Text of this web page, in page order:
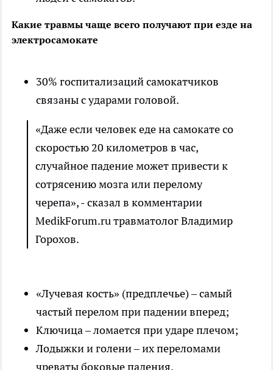
Какие травмы чаще всего получают при езде на
электросамокате
30% госпитализаций самокатчиков
связаны с ударами головой.
«Даже если человек еде на самокате со
скоростью 20 километров в час,
случайное падение может привести к
сотрясению мозга или перелому
черепа», - сказал в комментарии
MedikForum.ru травматолог Владимир
Горохов.
«Лучевая кость» (предплечье) – самый
частый перелом при падении вперед;
Ключица – ломается при ударе плечом;
Лодыжки и голени – их переломами
чреваты боковые падения.